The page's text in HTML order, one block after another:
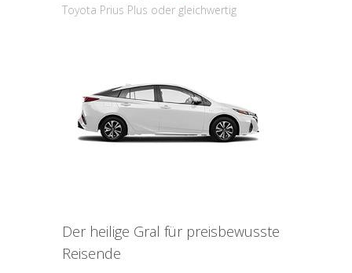
Toyota Prius Plus oder gleichwertig
Der heilige Gral für preisbewusste
Reisende